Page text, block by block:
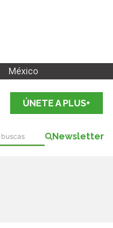
México
ÚNETE A PLUS+
Newsletter